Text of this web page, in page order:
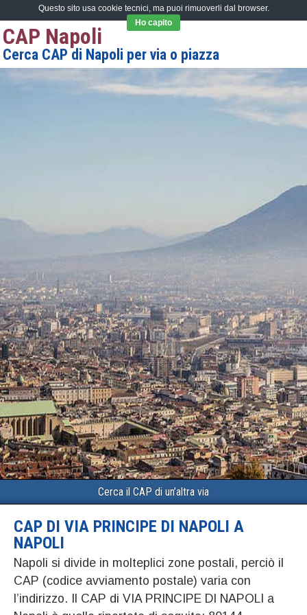
CAP Napoli
Cerca CAP di Napoli per via o piazza
Cerca il CAP di un’altra via
CAP DI VIA PRINCIPE DI NAPOLI A
NAPOLI
Napoli si divide in molteplici zone postali, perciò il
CAP (codice avviamento postale) varia con
l’indirizzo. Il CAP di VIA PRINCIPE DI NAPOLI a
Questo sito usa cookie tecnici, ma puoi rimuoverli dal browser.
Ho capito